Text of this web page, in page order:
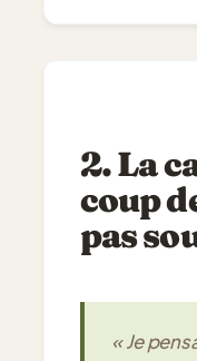
2. La
coup
pas
« Je